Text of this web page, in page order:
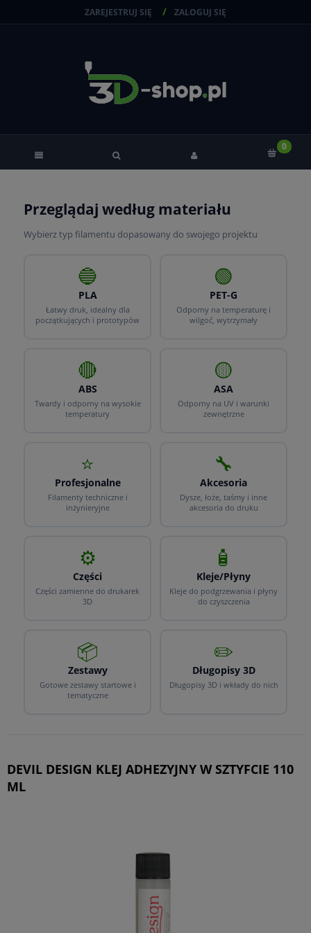
ZAREJESTRUJ SIĘ ZALOGUJ SIĘ
Przeglądaj według materiału
Wybierz typ filamentu dopasowany do swojego projektu
🔵
PLA
Łatwy druk, idealny dla
początkujących i prototypów
🟢
PET-G
Odporny na temperaturę i
wilgoć, wytrzymały
🔴
ABS
Twardy i odporny na wysokie
temperatury
🟡
ASA
Odporny na UV i warunki
zewnętrzne
⭐
Profesjonalne
Filamenty techniczne i
inżynieryjne
🔧
Akcesoria
Dysze, łoże, taśmy i inne
akcesoria do druku
⚙️
Części
Części zamienne do drukarek
3D
🧴
Kleje/Płyny
Kleje do podgrzewania i płyny
do czyszczenia
📦
Zestawy
Gotowe zestawy startowe i
tematyczne
✏️
Długopisy 3D
Długopisy 3D i wkłady do nich
DEVIL DESIGN KLEJ ADHEZYJNY W SZTYFCIE 110
ML